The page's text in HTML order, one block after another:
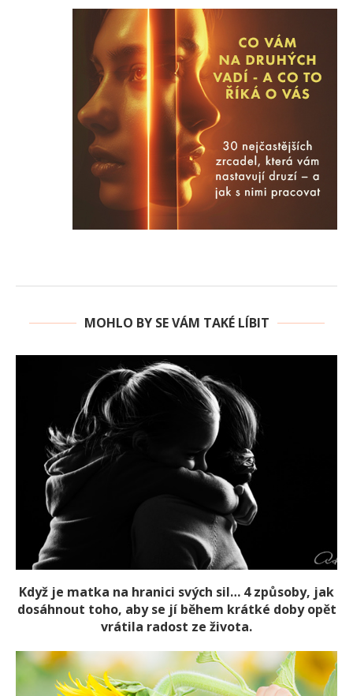
MOHLO BY SE VÁM TAKÉ LÍBIT
Když je matka na hranici svých sil… 4 způsoby, jak
dosáhnout toho, aby se jí během krátké doby opět
vrátila radost ze života.